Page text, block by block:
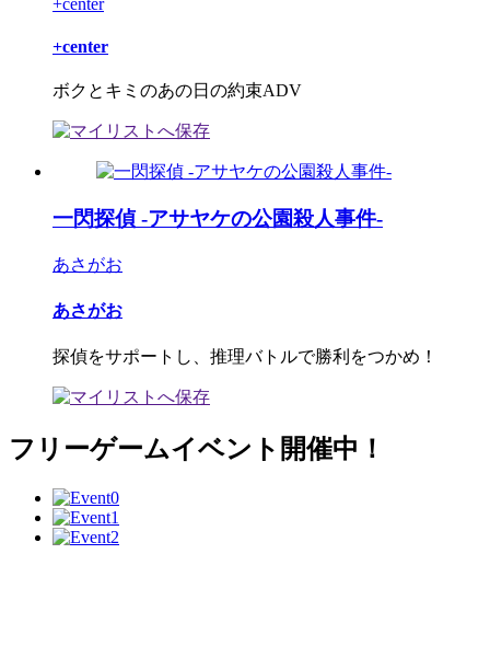
+center
ボクとキミのあの日の約束ADV
一閃探偵 ‐アサヤケの公園殺人事件‐
あさがお
あさがお
探偵をサポートし、推理バトルで勝利をつかめ！
フリーゲームイベント開催中！